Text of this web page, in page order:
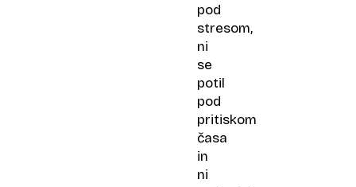
pod
stresom,
ni
se
potil
pod
pritiskom
časa
in
ni